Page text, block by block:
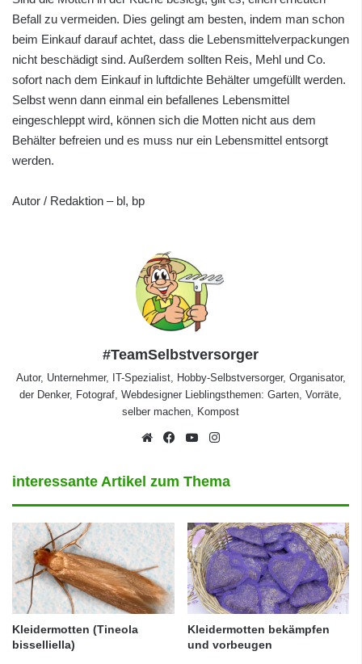
Befall zu vermeiden. Dies gelingt am besten, indem man schon
beim Einkauf darauf achtet, dass die Lebensmittelverpackungen
nicht beschädigt sind. Außerdem sollten Reis, Mehl und Co.
sofort nach dem Einkauf in luftdichte Behälter umgefüllt werden.
Selbst wenn dann einmal ein befallenes Lebensmittel
eingeschleppt wird, können sich die Motten nicht aus dem
Behälter befreien und es muss nur ein Lebensmittel entsorgt
werden.
Autor / Redaktion – bl, bp
#TeamSelbstversorger
Autor, Unternehmer, IT-Spezialist, Hobby-Selbstversorger, Organisator,
der Denker, Fotograf, Webdesigner Lieblingsthemen: Garten, Vorräte,
selber machen, Kompost
WebseiteFacebookYouTube
interessante Artikel zum Thema
Kleidermotten (Tineola
bisselliella)
Kleidermotten bekämpfen
und vorbeugen